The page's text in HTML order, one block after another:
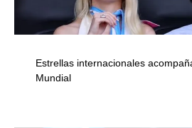
Estrellas internacionales
Mundial